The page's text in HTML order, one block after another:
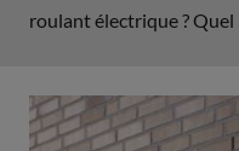
roulant électrique ?